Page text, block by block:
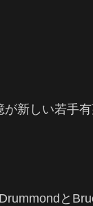
新しい若手
と